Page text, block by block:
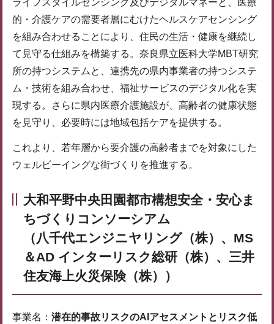
ライフスタイルセンシング及びデジタルマネーと、医療
的・介護ケアの需要者層にむけたヘルスケアセンシング
を組み合わせることにより、住民の生活・健康を継続し
て見守る仕組みを構築する。奈良県立医科大学MBT研究
所の持つシステムと、連携先の県内事業者の持つシステ
ム・技術を組み合わせ、福祉サービスのデジタル化を実
現する。さらに県内医療介護施設が、高齢者の健康状態
を見守り、必要時には地域包括ケアを提供する。
これより、若年層から要介護の高齢者までを対象にした
ウェルビーイングな街づくりを推進する。
大和平野中央田園都市構想安全・安心ま
ちづくりコンソーシアム
（八千代エンジニヤリング（株）、MS
＆AD インターリスク総研（株）、三井
住友海上火災保険（株））
事業名： 潜在的事故リスクのAIアセスメントとリスク低